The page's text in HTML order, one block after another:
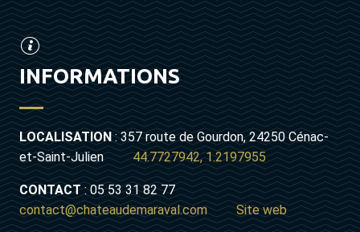
INFORMATIONS
LOCALISATION: 357 route de Gourdon, 24250 Cénac-
et-Saint-Julien44.7727942, 1.2197955
CONTACT: 05 53 31 82 77
contact@chateaudemaraval.com
Site web